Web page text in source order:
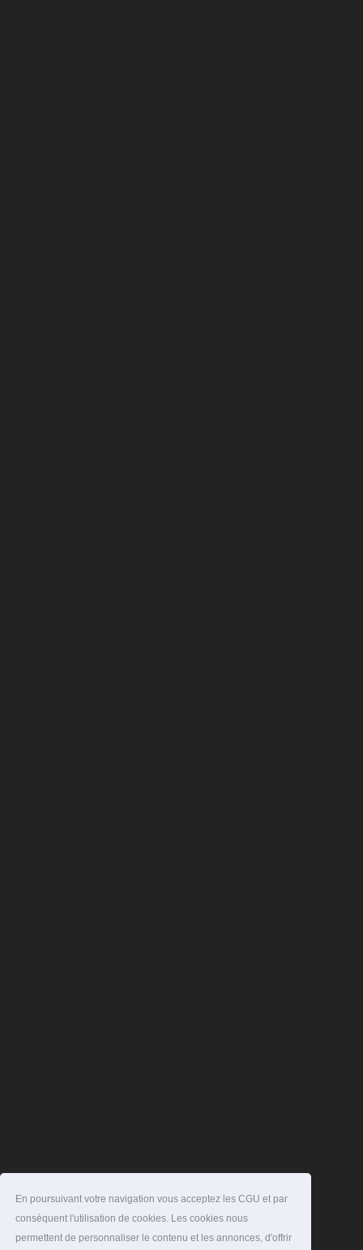
En poursuivant votre navigation vous acceptez les CGU et par
conséquent l'utilisation de cookies. Les cookies nous
permettent de personnaliser le contenu et les annonces, d'offrir